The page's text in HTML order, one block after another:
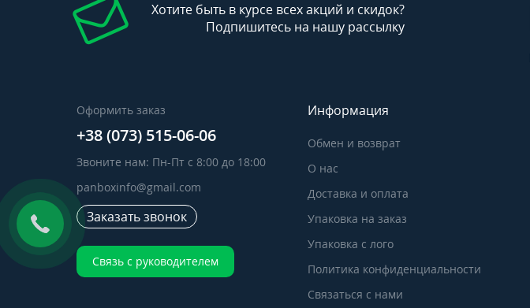
Хотите быть в курсе всех акций и скидок?
Подпишитесь на нашу рассылку
Оформить заказ
+38 (073) 515-06-06
Звоните нам: Пн-Пт с 8:00 до 18:00
panboxinfo@gmail.com
Заказать звонок
Связь с руководителем
Информация
Обмен и возврат
О нас
Доставка и оплата
Упаковка на заказ
Упаковка с лого
Политика конфиденциальности
Связаться с нами